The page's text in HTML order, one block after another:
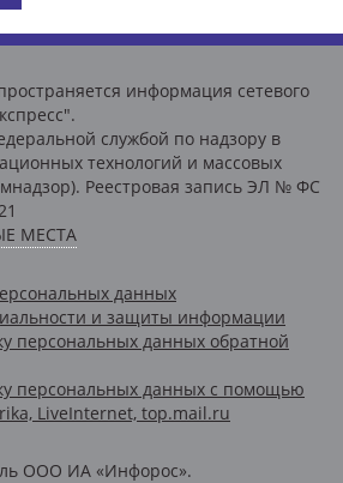
информация сетевого
службой по надзору в
технологий и массовых
Реестровая запись ЭЛ № ФС
МЕСТА
данных
и защиты информации
персональных данных обратной
персональных данных с помощью
LiveInternet, top.mail.ru
ООО ИА «Инфорос».